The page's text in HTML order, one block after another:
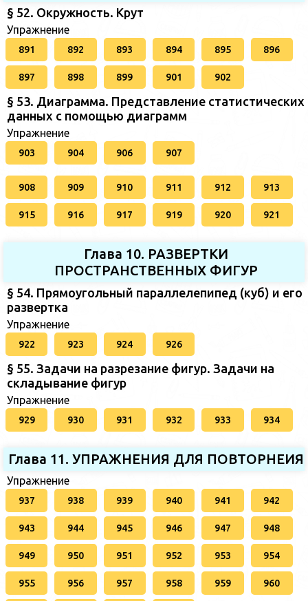
§ 52. Окружность. Крут
Упражнение
891 892 893 894 895 896
897 898 899 901 902
§ 53. Диаграмма. Представление статистических
данных с помощью диаграмм
Упражнение
903 904 906 907
908 909 910 911 912 913
915 916 917 919 920 921
Глава 10. РАЗВЕРТКИ
ПРОСТРАНСТВЕННЫХ ФИГУР
§ 54. Прямоугольный параллелепипед (куб) и его
развертка
Упражнение
922 923 924 926
§ 55. Задачи на разрезание фигур. Задачи на
складывание фигур
Упражнение
929 930 931 932 933 934
Глава 11. УПРАЖНЕНИЯ ДЛЯ ПОВТОРНЕИЯ
Упражнение
937 938 939 940 941 942
943 944 945 946 947 948
949 950 951 952 953 954
955 956 957 958 959 960